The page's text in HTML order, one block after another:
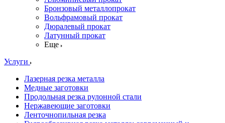
Бронзовый металлопрокат
Вольфрамовый прокат
Дюралевый прокат
Латунный прокат
Еще
Услуги
Лазерная резка металла
Медные заготовки
Продольная резка рулонной стали
Нержавеющие заготовки
Ленточнопильная резка